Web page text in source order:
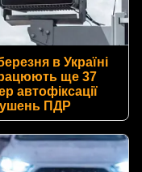
в Україні
ще 37
автофіксації
ПДР